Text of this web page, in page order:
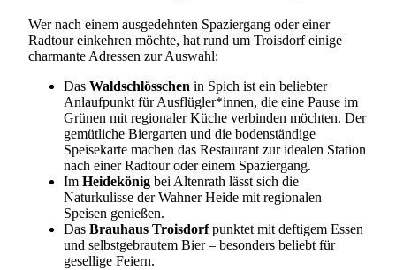
Wer nach einem ausgedehnten Spaziergang oder einer
Radtour einkehren möchte, hat rund um Troisdorf einige
charmante Adressen zur Auswahl:
Das Waldschlösschen in Spich ist ein beliebter
Anlaufpunkt für Ausflügler*innen, die eine Pause im
Grünen mit regionaler Küche verbinden möchten. Der
gemütliche Biergarten und die bodenständige
Speisekarte machen das Restaurant zur idealen Station
nach einer Radtour oder einem Spaziergang.
Im Heidekönig bei Altenrath lässt sich die
Naturkulisse der Wahner Heide mit regionalen
Speisen genießen.
Das Brauhaus Troisdorfpunktet mit deftigem Essen
und selbstgebrautem Bier – besonders beliebt für
gesellige Feiern.